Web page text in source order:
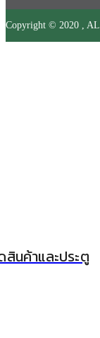
นค้าและประตู
Copyright © 2020 ,